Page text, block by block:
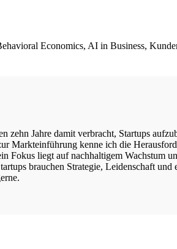
Economics, AI in Business,
zehn Jahre damit verbracht, Startups
Markteinführung kenne ich die
Fokus liegt auf nachhaltigem Wachstum
brauchen Strategie, Leidenschaft und